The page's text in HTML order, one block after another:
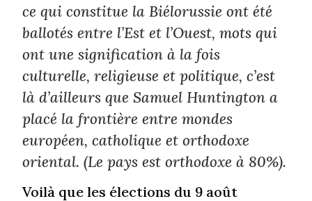
ce qui constitue la Biélorussie ont été
ballotés entre l’Est et l’Ouest, mots qui
ont une signification à la fois
culturelle, religieuse et politique, c’est
là d’ailleurs que Samuel Huntington a
placé la frontière entre mondes
européen, catholique et orthodoxe
oriental. (Le pays est orthodoxe à 80%).
Voilà que les élections du 9 août